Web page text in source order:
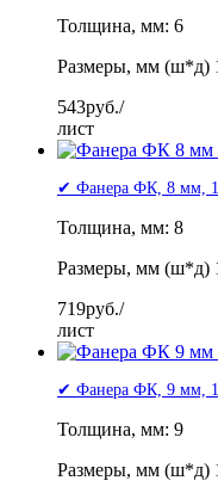
Толщина, мм: 6
Размеры, мм (ш*д)
543руб./
лист
✔ Фанера ФК, 8 мм,
Толщина, мм: 8
Размеры, мм (ш*д)
719руб./
лист
✔ Фанера ФК, 9 мм,
Толщина, мм: 9
Размеры, мм (ш*д)